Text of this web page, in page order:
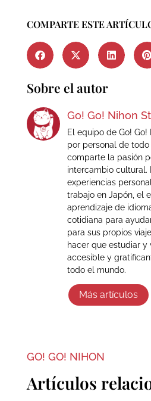
COMPARTE ESTE
Sobre el autor
Go! Go! Nihon
El equipo de Go!
por personal de
comparte la pasión
intercambio cultural.
experiencias
trabajo en Japón, el
aprendizaje de
cotidiana para
para sus propios
hacer que estudiar y
accesible y
todo el mundo.
Más artículos
GO! GO! NIHON
Artículos